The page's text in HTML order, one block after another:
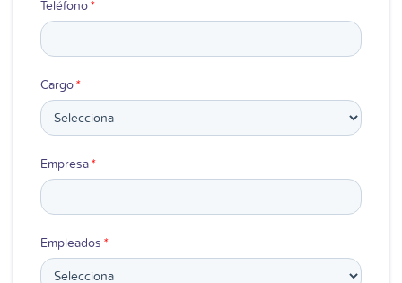
Teléfono*
Cargo*
Empresa*
Empleados *